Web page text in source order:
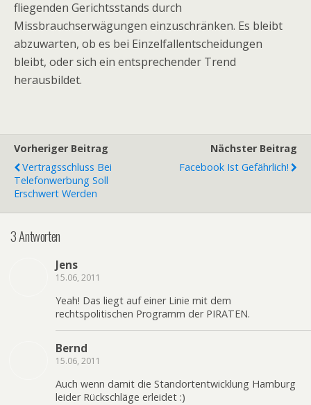
fliegenden Gerichtsstands durch
Missbrauchserwägungen einzuschränken. Es bleibt
abzuwarten, ob es bei Einzelfallentscheidungen
bleibt, oder sich ein entsprechender Trend
herausbildet.
Vorheriger Beitrag
Vertragsschluss Bei
Telefonwerbung Soll
Erschwert Werden
Nächster Beitrag
Facebook Ist Gefährlich!
3 Antworten
Jens
15.06, 2011
Yeah! Das liegt auf einer Linie mit dem
rechtspolitischen Programm der PIRATEN.
Bernd
15.06, 2011
Auch wenn damit die Standortentwicklung Hamburg
leider Rückschläge erleidet :)